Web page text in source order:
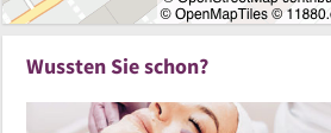
Wussten Sie schon?